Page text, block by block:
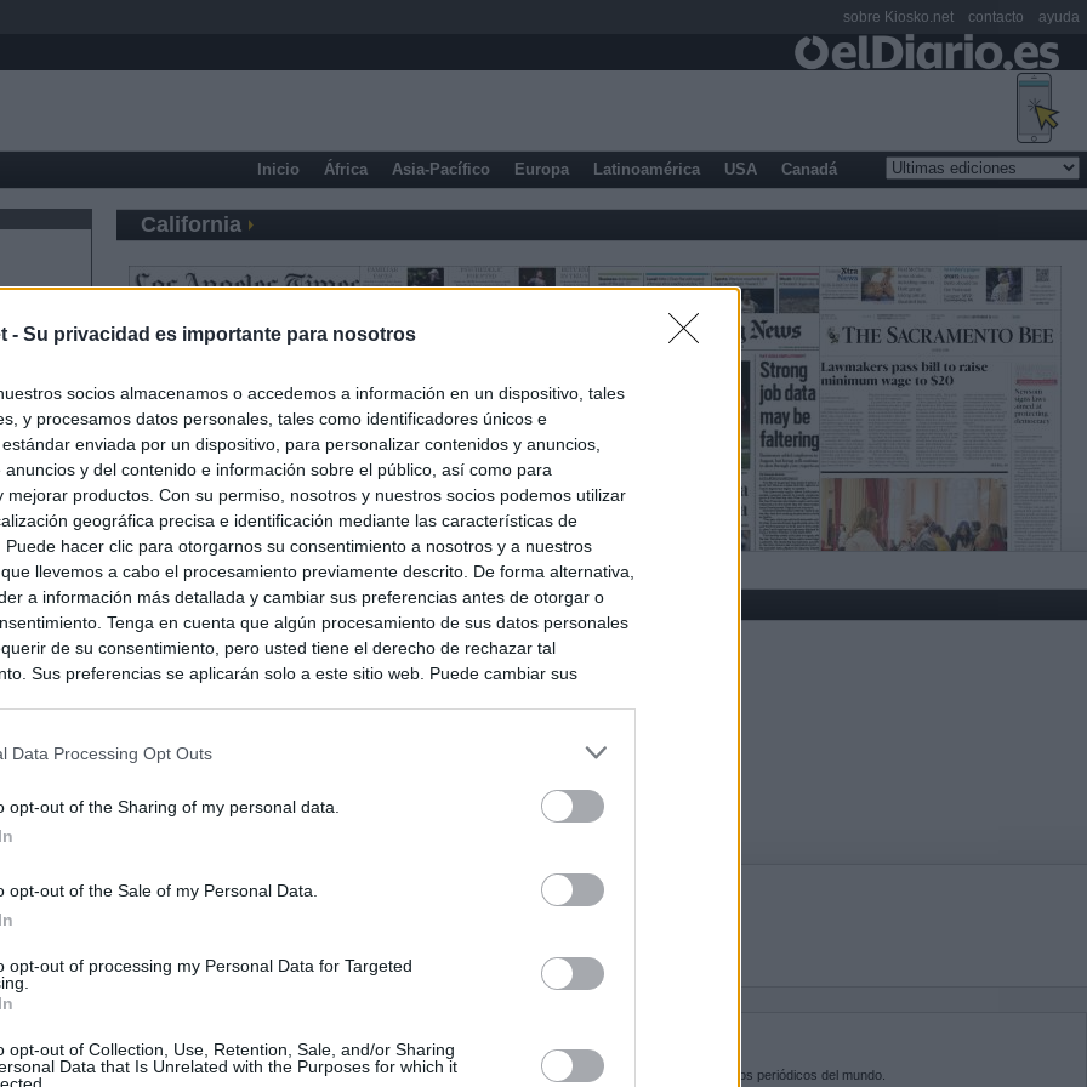
- Su privacidad es importante para nosotros
socios almacenamos o accedemos a información en un dispositivo, tales
y procesamos datos personales, tales como identificadores únicos e
enviada por un dispositivo, para personalizar contenidos y anuncios,
anuncios y del contenido e información sobre el público, así como para
mejorar productos. Con su permiso, nosotros y nuestros socios podemos utilizar
geográfica precisa e identificación mediante las características de
Puede hacer clic para otorgarnos su consentimiento a nosotros y a nuestros
llevemos a cabo el procesamiento previamente descrito. De forma alternativa,
a información más detallada y cambiar sus preferencias antes de otorgar o
Tenga en cuenta que algún procesamiento de sus datos personales
de su consentimiento, pero usted tiene el derecho de rechazar tal
Sus preferencias se aplicarán solo a este sitio web. Puede cambiar sus
Data Processing Opt Outs
opt-out of the Sharing of my personal data.
opt-out of the Sale of my Personal Data.
opt-out of processing my Personal Data for Targeted
opt-out of Collection, Use, Retention, Sale, and/or Sharing
Data that Is Unrelated with the Purposes for which it
Inicio África Asia-Pacífico Europa Latinoamérica USA Canadá
California
Ayuso señaló por la compra del ático: "Lo que no se dice es Kiosko.net es la puerta de entrada a los periódicos del mundo.
sobre Kiosko.net contacto ayuda